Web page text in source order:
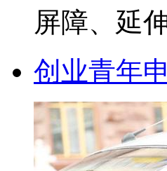
屏障、延
创业青年